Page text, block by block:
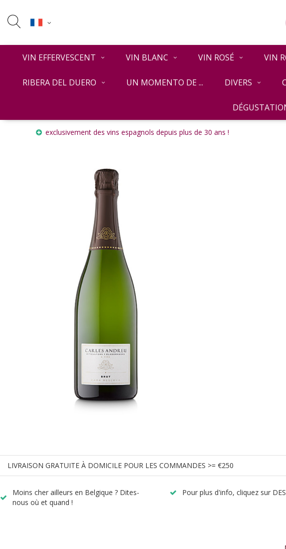
VIN EFFERVESCENT VIN BLANC VIN ROSÉ VIN
RIBERA DEL DUERO UN MOMENTO DE ... DIVERS
exclusivement des vins espagnols depuis plus de 30 ans !
LIVRAISON GRATUITE À DOMICILE POUR LES COMMANDES >= €250
Moins cher ailleurs en Belgique ? Dites-
nous où et quand !
Pour plus d'info, cliquez sur